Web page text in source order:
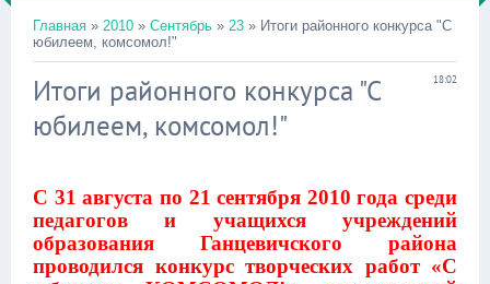
Главная » 2010 » Сентябрь » 23 » Итоги районного конкурса "С
юбилеем, комсомол!"
18:02
Итоги районного конкурса "С
юбилеем, комсомол!"
С 31 августа по 21 сентября 2010 года среди
педагогов и учащихся учреждений
образования Ганцевичского района
проводился конкурс творческих работ «С